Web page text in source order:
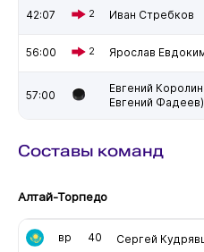
42:07 2 Иван Стребков
56:00 2 Ярослав
57:00
Евгений
Евгений Фадеев)
Составы команд
Алтай-Торпедо
вр 40 Сергей